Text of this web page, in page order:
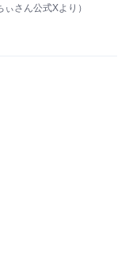
さん公式Xより）